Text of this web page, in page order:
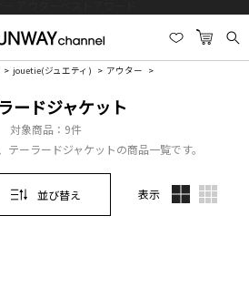
jouetie(ジュエティ) アウター
ードジャケット
対象商品： 9件
テーラードジャケットの商品一覧です。
並び替え 表示